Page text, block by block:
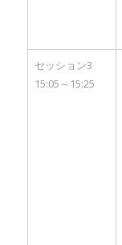
セッション3
15:05～15:25